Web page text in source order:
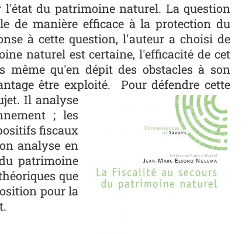
du patrimoine naturel. La question
de manière efficace à la protection du
à cette question, l'auteur a choisi de
naturel est certaine, l'efficacité de cet
qu'en dépit des obstacles à son
être exploité.
Photo
Pour défendre cette
Il analyse
; les
fiscaux
analyse en
patrimoine
que
pour la